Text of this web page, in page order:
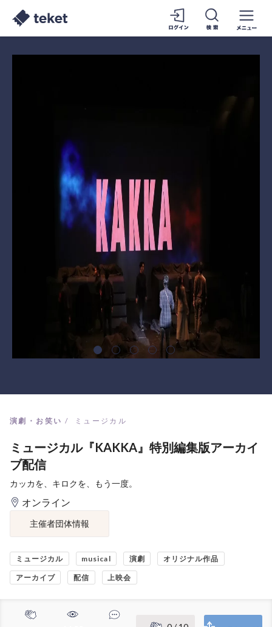
演劇・お笑い ミュージカル
ミュージカル『KAKKA』特別編集版アーカイ
ブ配信
カッカを、キロクを、もう一度。
オンライン
主催者団体情報
ミュージカル musical 演劇 オリジナル作品
アーカイブ 配信 上映会